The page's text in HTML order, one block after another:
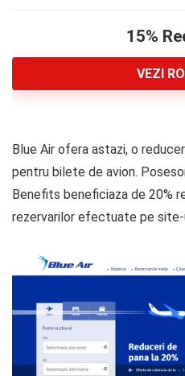
15%
VEZI
Blue Air ofera astazi, o
pentru bilete de avion.
Benefits beneficiaza de 20%
rezervarilor efectuate pe site-